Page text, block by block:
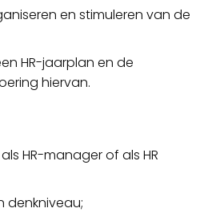
en stimuleren van de
HR-jaarplan en de
hiervan.
HR-manager of als HR
denkniveau;